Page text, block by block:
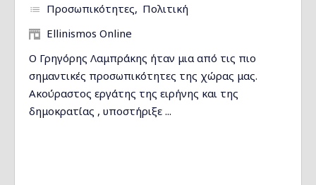
Προσωπικότητες
Πολιτική
Ellinismos Online
Ο Γρηγόρης Λαμπράκης ήταν μια από τις πιο
σημαντικές προσωπικότητες της χώρας μας.
Ακούραστος εργάτης της ειρήνης και της
δημοκρατίας , υποστήριξε ...